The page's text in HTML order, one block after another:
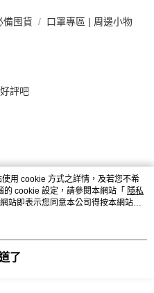
個別帳號之用戶狀況，依本公司即
之使用額度並採取法律行動。
備囤貨 口罩專區 | 周邊小物
評吧
用 cookie 方式之詳情，及若您不希
cookie 設定，請參閱本網站「 隱私
站即表示您同意本公司得按本網站使
了